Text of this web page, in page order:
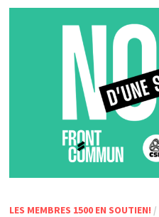
LES MEMBRES 1500 EN SOUTIEN! /